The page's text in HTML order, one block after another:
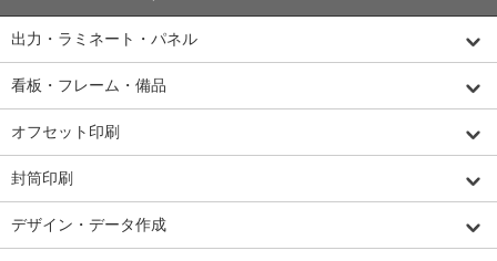
出力・ラミネート・パネル
看板・フレーム・備品
オフセット印刷
封筒印刷
デザイン・データ作成